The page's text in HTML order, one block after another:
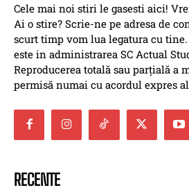
Cele mai noi stiri le gasesti aici!
Ai o stire? Scrie-ne pe adresa de
scurt timp vom lua legatura cu
este in administrarea SC Actual
Reproducerea totală sau parțială a
permisă numai cu acordul expres
RECENTE